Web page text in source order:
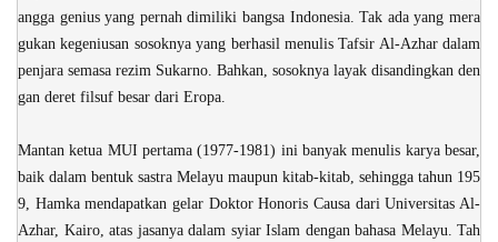
angga genius yang pernah dimiliki bangsa Indonesia. Tak ada yang mera
gukan kegeniusan sosoknya yang berhasil menulis Tafsir Al-Azhar dalam
penjara semasa rezim Sukarno. Bahkan, sosoknya layak disandingkan den
gan deret filsuf besar dari Eropa.
Mantan ketua MUI pertama (1977-1981) ini banyak menulis karya besar,
baik dalam bentuk sastra Melayu maupun kitab-kitab, sehingga tahun 195
9, Hamka mendapatkan gelar Doktor Honoris Causa dari Universitas Al-
Azhar, Kairo, atas jasanya dalam syiar Islam dengan bahasa Melayu. Tah